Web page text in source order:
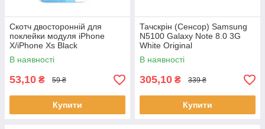
Скотч двосторонній для
поклейки модуля iPhone
X/iPhone Xs Black
В наявності
53,10 ₴ 59 ₴
Купити
Тачскрін (Сенсор) Samsung
N5100 Galaxy Note 8.0 3G
White Original
В наявності
305,10 ₴ 339 ₴
Купити